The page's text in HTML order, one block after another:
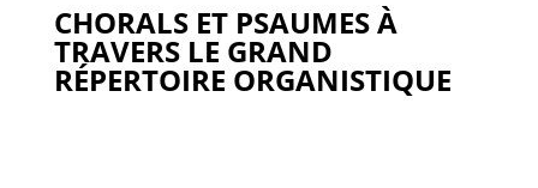
CHORALS ET PSAUMES À
TRAVERS LE GRAND
RÉPERTOIRE ORGANISTIQUE